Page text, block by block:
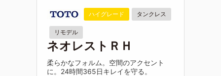
ハイグレード タンクレス
リモデル
ネオレストＲＨ
柔らかなフォルム。空間のアクセント
に。24時間365日キレイを守る。